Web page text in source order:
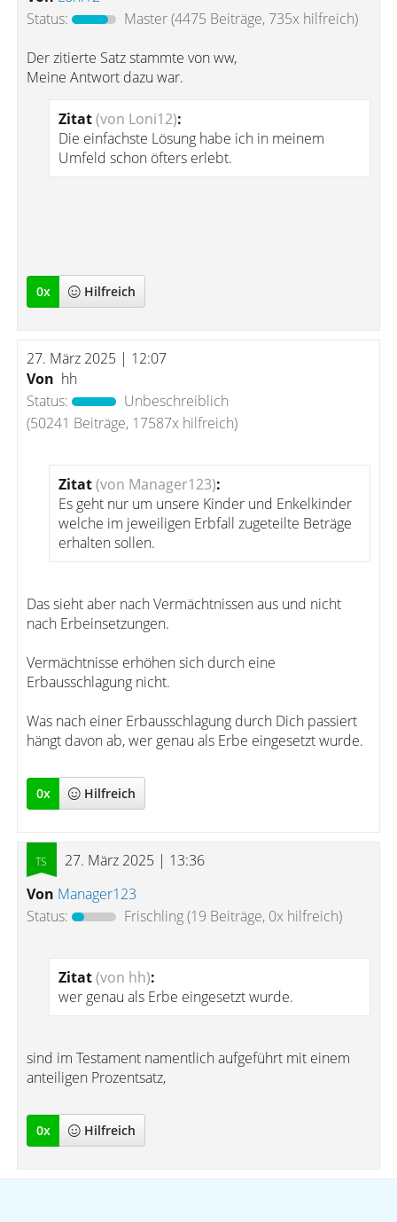
Status:
Master(4475 Beiträge, 735x hilfreich)
Der zitierte Satz stammte von ww,
Meine Antwort dazu war.
Zitat(von Loni12):
Die einfachste Lösung habe ich in meinem
Umfeld schon öfters erlebt.
0x Hilfreich
27. März 2025 | 12:07
Von hh
Status:
Unbeschreiblich
(50241 Beiträge, 17587x hilfreich)
Zitat(von Manager123):
Es geht nur um unsere Kinder und Enkelkinder
welche im jeweiligen Erbfall zugeteilte Beträge
erhalten sollen.
Das sieht aber nach Vermächtnissen aus und nicht
nach Erbeinsetzungen.
Vermächtnisse erhöhen sich durch eine
Erbausschlagung nicht.
Was nach einer Erbausschlagung durch Dich passiert
hängt davon ab, wer genau als Erbe eingesetzt wurde.
0x Hilfreich
27. März 2025 | 13:36
Von Manager123
Status:
Frischling(19 Beiträge, 0x hilfreich)
Zitat(von hh):
wer genau als Erbe eingesetzt wurde.
sind im Testament namentlich aufgeführt mit einem
anteiligen Prozentsatz,
0x Hilfreich